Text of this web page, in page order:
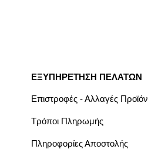
ΕΞΥΠΗΡΕΤΗΣΗ ΠΕΛΑΤΩΝ
Επιστροφές - Αλλαγές
Τρόποι Πληρωμής
Πληροφορίες Αποστολής